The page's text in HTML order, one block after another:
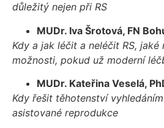
důležitý nejen při RS
MUDr. Iva Šrotová, FN
Kdy a jak léčit a neléčit RS,
možnosti, pokud už moderní
MUDr. Kateřina Veselá,
Kdy řešit těhotenství
asistované reprodukce